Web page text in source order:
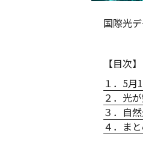
国際光
【目次】
１．5月
２．光
３．自
４．ま